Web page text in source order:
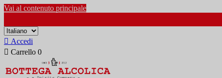
Vai al contenuto principale
 Accedi
 Carrello 0